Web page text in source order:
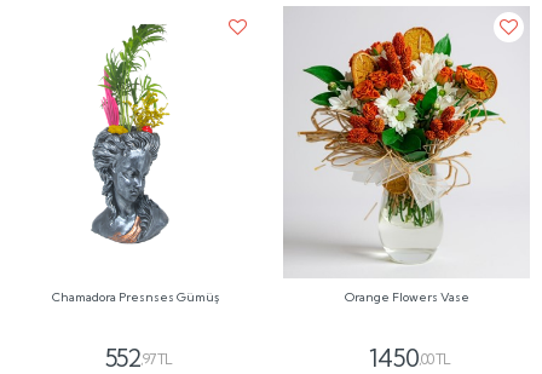
Chamadora Presnses Gümüş
552,97 TL
Orange Flowers Vase
1450,00 TL